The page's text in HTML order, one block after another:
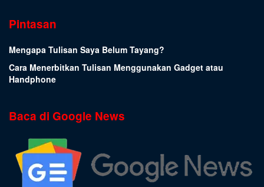
Pintasan
Mengapa Tulisan Saya Belum Tayang?
Cara Menerbitkan Tulisan Menggunakan Gadget atau
Handphone
Baca di Google News